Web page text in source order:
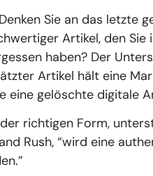
Sie an das letzte
Artikel, den
haben? Der
Artikel hält eine
eine gelöschte digitale
richtigen Form,
Rush, “wird eine